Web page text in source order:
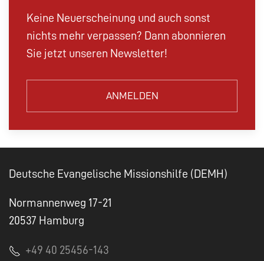
Keine Neuerscheinung und auch sonst
nichts mehr verpassen? Dann abonnieren
Sie jetzt unseren Newsletter!
ANMELDEN
Deutsche Evangelische Missionshilfe (DEMH)
Normannenweg 17-21
20537 Hamburg
+49 40 25456-143